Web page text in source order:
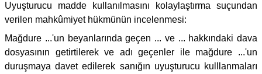
Uyuşturucu madde kullanılmasını kolaylaştırma suçundan
verilen mahkûmiyet hükmünün incelenmesi:
Mağdure ...'un beyanlarında geçen ... ve ... hakkındaki dava
dosyasının getirtilerek ve adı geçenler ile mağdure ...'un
duruşmaya davet edilerek sanığın uyuşturucu kulllanmaları